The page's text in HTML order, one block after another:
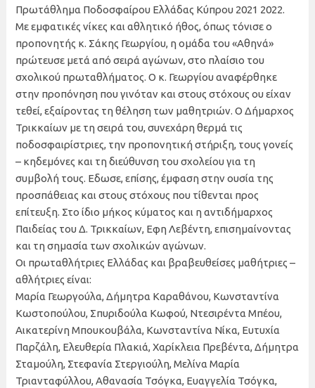
Πρωτάθλημα Ποδοσφαίρου Ελλάδας Κύπρου 2021 2022.
Με εμφατικές νίκες και αθλητικό ήθος, όπως τόνισε ο
προπονητής κ. Σάκης Γεωργίου, η ομάδα του «Αθηνά»
πρώτευσε μετά από σειρά αγώνων, στο πλαίσιο του
σχολικού πρωταθλήματος. Ο κ. Γεωργίου αναφέρθηκε
στην προπόνηση που γινόταν και στους στόχους ου είχαν
τεθεί, εξαίροντας τη θέληση των μαθητριών. Ο Δήμαρχος
Τρικκαίων με τη σειρά του, συνεχάρη θερμά τις
ποδοσφαιρίστριες, την προπονητική στήριξη, τους γονείς
– κηδεμόνες και τη διεύθυνση του σχολείου για τη
συμβολή τους. Εδωσε, επίσης, έμφαση στην ουσία της
προσπάθειας και στους στόχους που τίθενται προς
επίτευξη. Στο ίδιο μήκος κύματος και η αντιδήμαρχος
Παιδείας του Δ. Τρικκαίων, Εφη Λεβέντη, επισημαίνοντας
και τη σημασία των σχολικών αγώνων.
Οι πρωταθλήτριες Ελλάδας και βραβευθείσες μαθήτριες –
αθλήτριες είναι:
Μαρία Γεωργούλα, Δήμητρα Καραθάνου, Κωνσταντίνα
Κωστοπούλου, Σπυριδούλα Κωφού, Ντεσιρέντα Μπέου,
Αικατερίνη Μπουκουβάλα, Κωνσταντίνα Νίκα, Ευτυχία
Παρζάλη, Ελευθερία Πλακιά, Χαρίκλεια Πρεβέντα, Δήμητρα
Σταμούλη, Στεφανία Στεργιούλη, Μελίνα Μαρία
Τριανταφύλλου, Αθανασία Τσόγκα, Ευαγγελία Τσόγκα,